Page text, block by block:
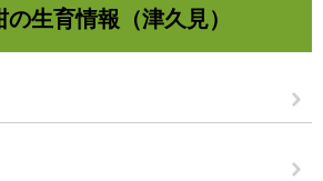
生育情報（津久見）